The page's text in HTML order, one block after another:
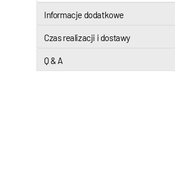
Informacje dodatkowe
Czas realizacji i dostawy
Q & A